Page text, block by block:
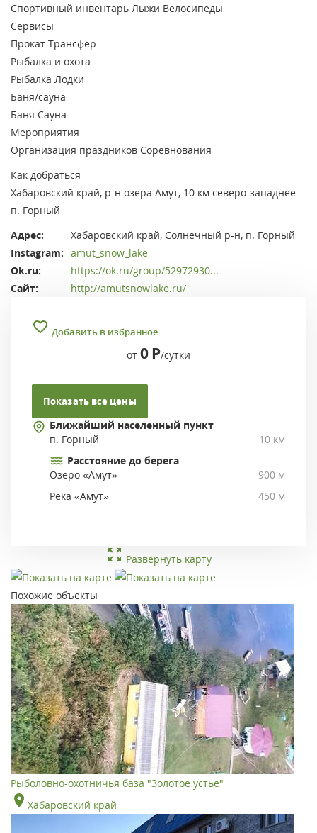
Спортивный инвентарь Лыжи Велосипеды
Сервисы
Прокат Трансфер
Рыбалка и охота
Рыбалка Лодки
Баня/сауна
Баня Сауна
Мероприятия
Организация праздников Соревнования
Как добраться
Хабаровский край, р-н озера Амут, 10 км северо-западнее
п. Горный
Адрес:
Хабаровский край, Солнечный р-н, п. Горный
Instagram: amut_snow_lake
Ok.ru:
https://ok.ru/group/52972930...
Сайт:
http://amutsnowlake.ru/
Добавить в избранное
от 0 Р/сутки
Показать все цены
Ближайший населенный пункт
п. Горный
10 км
Расстояние до берега
Озеро «Амут»
900 м
Река «Амут»
450 м
Развернуть карту
Похожие объекты
Рыболовно-охотничья база "Золотое устье"
Хабаровский край